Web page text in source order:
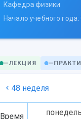
Кафедра физики
Начало учебного
—ЛЕКЦИЯ —
48 неделя
Время